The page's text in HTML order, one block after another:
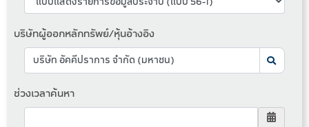
บริษัทผู้ออกหลักทรัพย์/หุ้นอ้างอิง
ช่วงเวลาค้นหา